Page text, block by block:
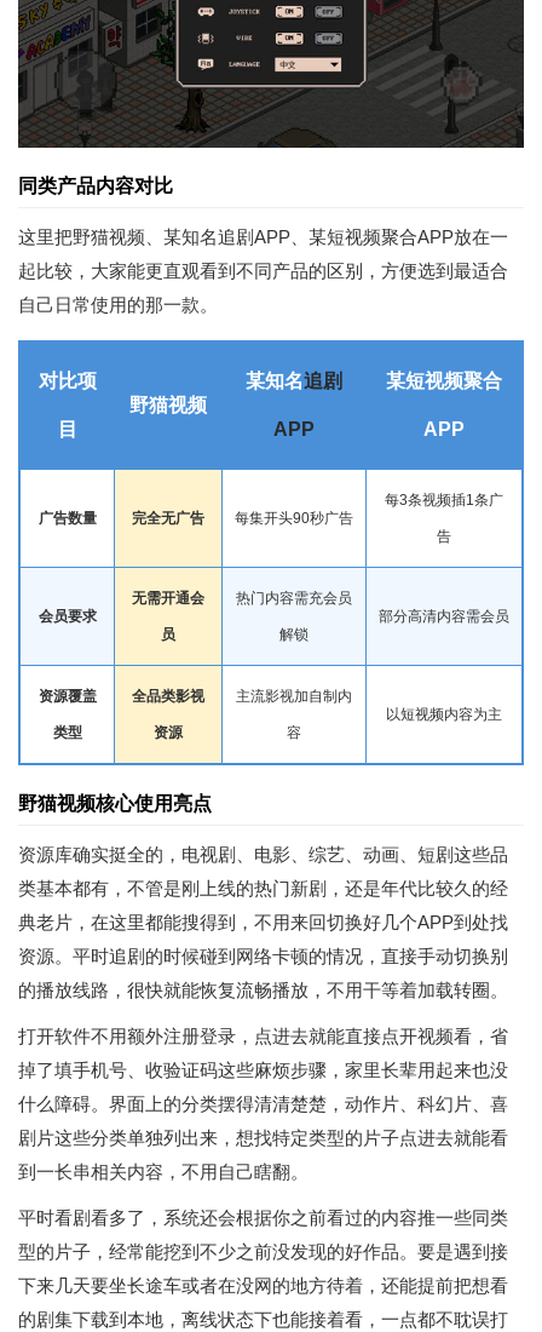
同类产品内容对比
这里把野猫视频、某知名追剧APP、某短视频聚合APP放在一
起比较，大家能更直观看到不同产品的区别，方便选到最适合
自己日常使用的那一款。
对比项
目
野猫视频
某知名追剧
APP
某短视频聚合
APP
广告数量 完全无广告 每集开头90秒广告
每3条视频插1条广
告
会员要求
无需开通会
员
热门内容需充会员
解锁
部分高清内容需会员
资源覆盖
类型
全品类影视
资源
主流影视加自制内
容
以短视频内容为主
野猫视频核心使用亮点
资源库确实挺全的，电视剧、电影、综艺、动画、短剧这些品
类基本都有，不管是刚上线的热门新剧，还是年代比较久的经
典老片，在这里都能搜得到，不用来回切换好几个APP到处找
资源。平时追剧的时候碰到网络卡顿的情况，直接手动切换别
的播放线路，很快就能恢复流畅播放，不用干等着加载转圈。
打开软件不用额外注册登录，点进去就能直接点开视频看，省
掉了填手机号、收验证码这些麻烦步骤，家里长辈用起来也没
什么障碍。界面上的分类摆得清清楚楚，动作片、科幻片、喜
剧片这些分类单独列出来，想找特定类型的片子点进去就能看
到一长串相关内容，不用自己瞎翻。
平时看剧看多了，系统还会根据你之前看过的内容推一些同类
型的片子，经常能挖到不少之前没发现的好作品。要是遇到接
下来几天要坐长途车或者在没网的地方待着，还能提前把想看
的剧集下载到本地，离线状态下也能接着看，一点都不耽误打